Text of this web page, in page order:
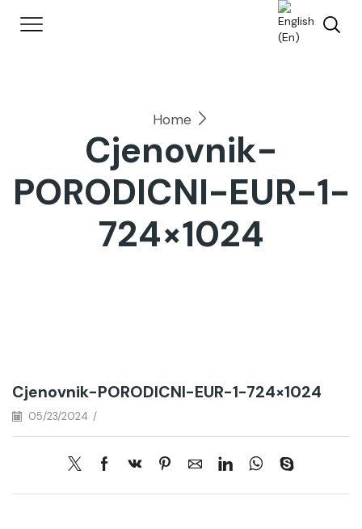
Home
Cjenovnik-
PORODICNI-EUR-1-
724×1024
Cjenovnik-PORODICNI-EUR-1-724×1024
05/23/2024 /